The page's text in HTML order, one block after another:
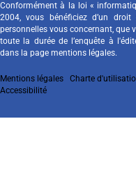
Conformément à la loi «
2004, vous bénéficiez d’un
personnelles vous concernant, que
toute la durée de l’enquête à
dans la page mentions légales.
Mentions légales Charte
Accessibilité